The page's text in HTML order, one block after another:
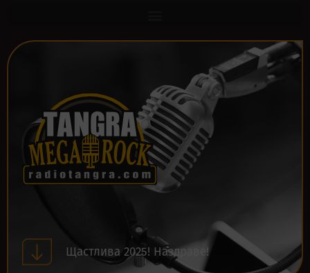
Щастлива 2025! Наздраве!